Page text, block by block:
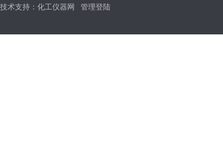
技术支持： 化工仪器网 管理登陆